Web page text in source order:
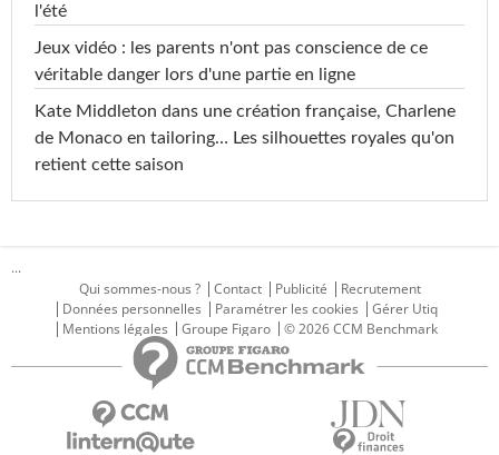
l'été
Jeux vidéo : les parents n'ont pas conscience de ce
véritable danger lors d'une partie en ligne
Kate Middleton dans une création française, Charlene
de Monaco en tailoring… Les silhouettes royales qu'on
retient cette saison
...
Qui sommes-nous ?
Contact Publicité
Recrutement
Données personnelles
Paramétrer les cookies
Gérer Utiq
Mentions légales
Groupe Figaro © 2026 CCM Benchmark